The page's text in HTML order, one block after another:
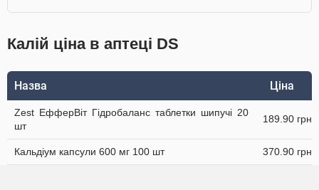
Калій ціна в аптеці DS
Назва Ціна
Zest ЕфферВіт Гідробаланс таблетки шипучі 20
шт
189.90 грн
Кальдіум капсули 600 мг 100 шт 370.90 грн